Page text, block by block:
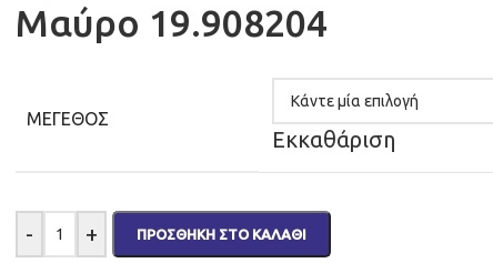
Μαύρο 19.908204
ΜΈΓΕΘΟΣ
Εκκαθάριση
- + ΠΡΟΣΘΉΚΗ ΣΤΟ ΚΑΛΆΘΙ